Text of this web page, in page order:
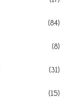
(84)
(8)
(31)
(15)